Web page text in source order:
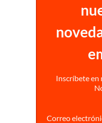
Inscríbete en
Correo